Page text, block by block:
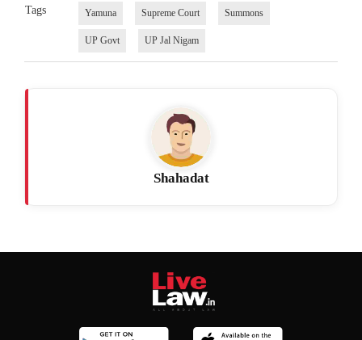
Tags Yamuna Supreme Court Summons
UP Govt UP Jal Nigam
Shahadat